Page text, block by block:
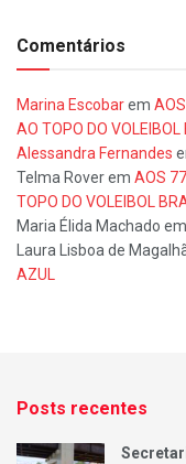
Comentários
Marina Escobarem
AO TOPO DO VOLEIBOL
Alessandra Fernandes
Telma Roverem AOS
TOPO DO VOLEIBOL
Maria Élida Machado em
Laura Lisboa de
AZUL
Posts recentes